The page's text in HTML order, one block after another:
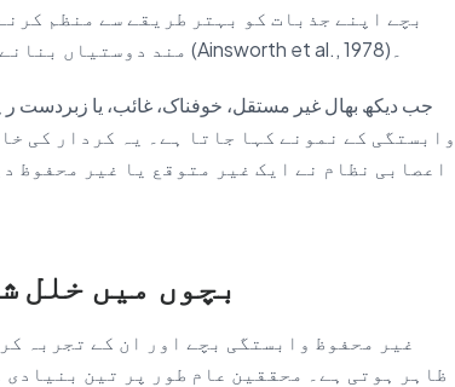
بچے اپنے جذبات کو بہتر طریقے سے منظم
جب دیکھ بھال غیر مستقل، خوفناک، غائب، یا زبردست
وابستگی کے نمونے کہا جاتا ہے۔ یہ کردار کی
اعصابی نظام نے ایک غیر متوقع یا غیر محفوظ
بچوں میں خلل
غیر محفوظ وابستگی بچے اور ان کے تجربہ
ظاہر ہوتی ہے۔ محققین عام طور پر تین